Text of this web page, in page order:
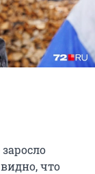
что